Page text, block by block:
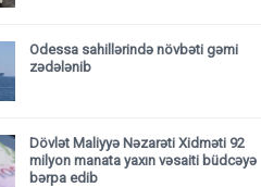
Odessa sahillərində növbəti gəmi
zədələnib
Dövlət Maliyyə Nəzarəti Xidməti 92
milyon manata yaxın vəsaiti büdcəyə
bərpa edib